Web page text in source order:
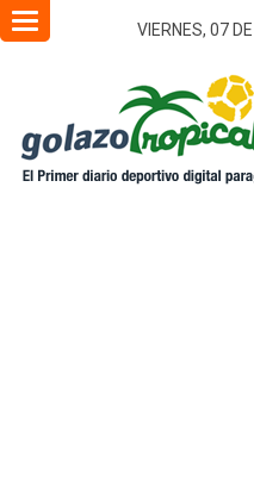
VIERNES, 07
Toggle
navigation